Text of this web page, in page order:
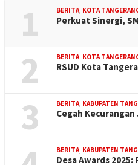
1 BERITA, KOTA
Perkuat Sinergi,
2 BERITA, KOTA
RSUD Kota
3 BERITA, KABUPATEN
Cegah
BERITA, KABUPATEN
Desa Awards